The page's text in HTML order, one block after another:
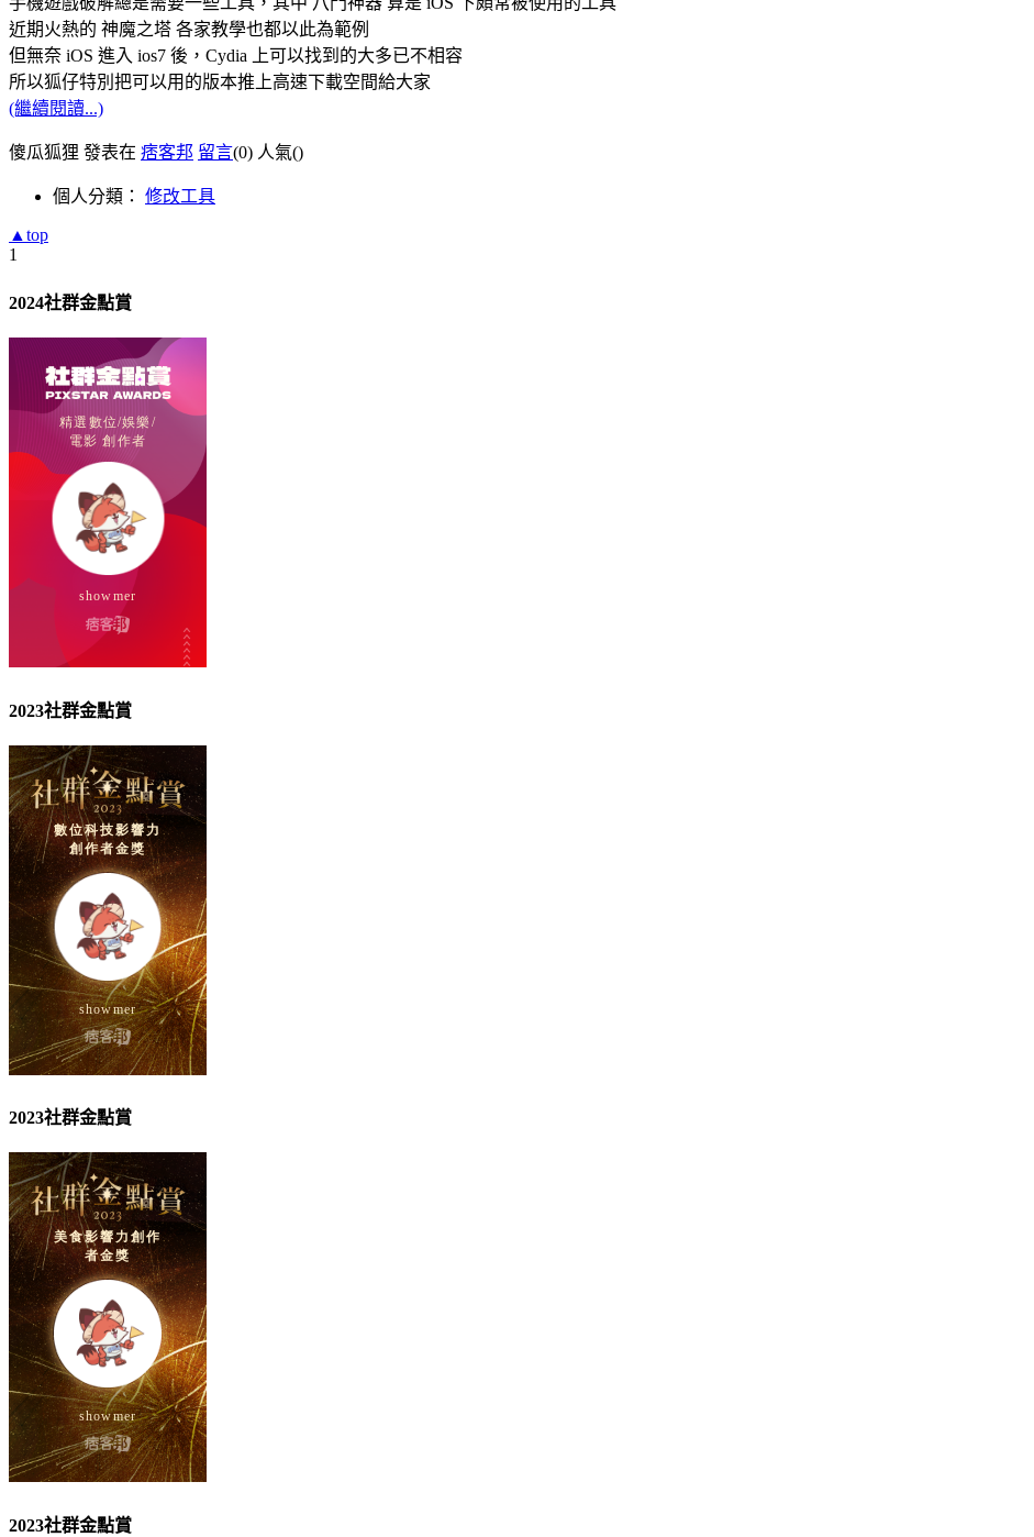
近期火熱的 神魔之塔 各家教學也都以此為範例
但無奈 iOS 進入 ios7 後，Cydia 上可以找到的大多已不相容
所以狐仔特別把可以用的版本推上高速下載空間給大家
(繼續閱讀...)
傻瓜狐狸 發表在 痞客邦 留言(0) 人氣()
個人分類： 修改工具
▲top
1
2024社群金點賞
2023社群金點賞
2023社群金點賞
2023社群金點賞